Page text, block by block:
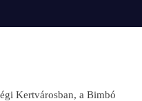
Kertvárosban, a Bimbó